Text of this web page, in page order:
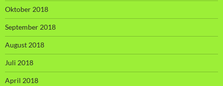
Oktober 2018
September 2018
August 2018
Juli 2018
April 2018